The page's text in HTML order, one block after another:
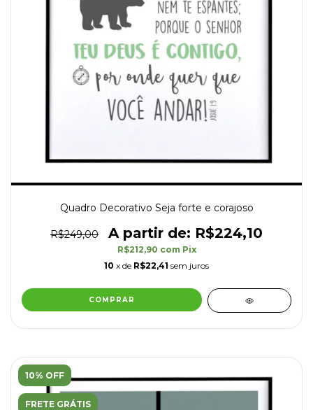
Quadro Decorativo Seja forte e corajoso
R$249,00 R$224,10
R$212,90 com Pix
10 x de R$22,41 sem juros
COMPRAR
10% OFF
FRETE GRÁTIS